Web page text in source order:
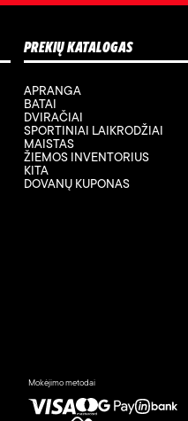
PREKIŲ KATALOGAS
APRANGA
BATAI
DVIRAČIAI
SPORTINIAI LAIKRODŽIAI
MAISTAS
ŽIEMOS INVENTORIUS
KITA
DOVANŲ KUPONAS
Mokėjimo metodai